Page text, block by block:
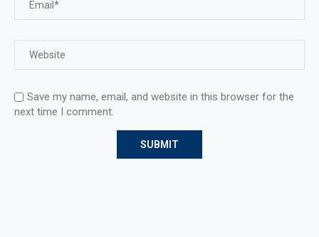
Save my name, email, and website in this browser for the
next time I comment.